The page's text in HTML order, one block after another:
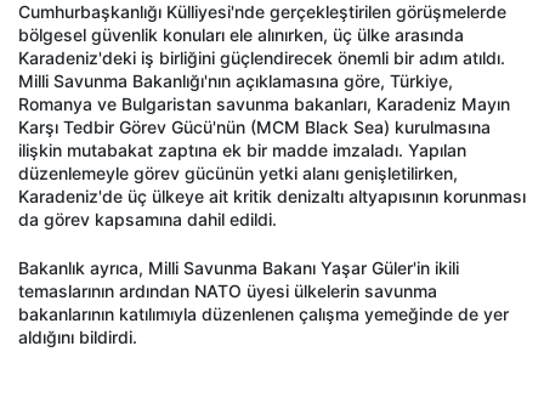
Cumhurbaşkanlığı Külliyesi'nde gerçekleştirilen görüşmelerde
bölgesel güvenlik konuları ele alınırken, üç ülke arasında
Karadeniz'deki iş birliğini güçlendirecek önemli bir adım atıldı.
Milli Savunma Bakanlığı'nın açıklamasına göre, Türkiye,
Romanya ve Bulgaristan savunma bakanları, Karadeniz Mayın
Karşı Tedbir Görev Gücü'nün (MCM Black Sea) kurulmasına
ilişkin mutabakat zaptına ek bir madde imzaladı. Yapılan
düzenlemeyle görev gücünün yetki alanı genişletilirken,
Karadeniz'de üç ülkeye ait kritik denizaltı altyapısının korunması
da görev kapsamına dahil edildi.
Bakanlık ayrıca, Milli Savunma Bakanı Yaşar Güler'in ikili
temaslarının ardından NATO üyesi ülkelerin savunma
bakanlarının katılımıyla düzenlenen çalışma yemeğinde de yer
aldığını bildirdi.